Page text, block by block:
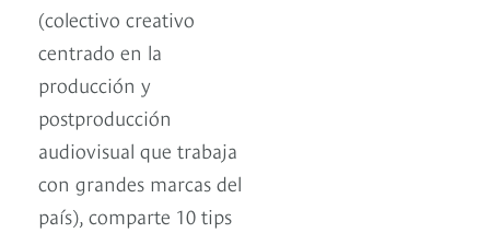
(colectivo creativo
centrado en la
producción y
postproducción
audiovisual que trabaja
con grandes marcas del
país), comparte 10 tips